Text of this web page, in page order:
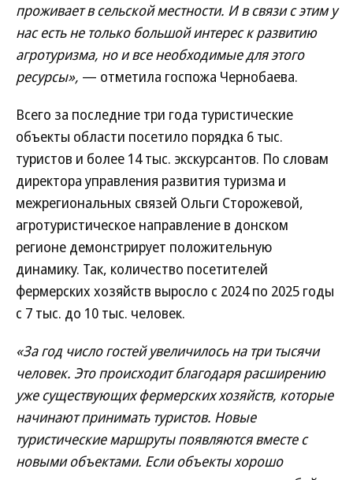
проживает в сельской местности. И в связи с этим у
нас есть не только большой интерес к развитию
агротуризма, но и все необходимые для этого
ресурсы», — отметила госпожа Чернобаева.
Всего за последние три года туристические
объекты области посетило порядка 6 тыс.
туристов и более 14 тыс. экскурсантов. По словам
директора управления развития туризма и
межрегиональных связей Ольги Сторожевой,
агротуристическое направление в донском
регионе демонстрирует положительную
динамику. Так, количество посетителей
фермерских хозяйств выросло с 2024 по 2025 годы
с 7 тыс. до 10 тыс. человек.
«За год число гостей увеличилось на три тысячи
человек. Это происходит благодаря расширению
уже существующих фермерских хозяйств, которые
начинают принимать туристов. Новые
туристические маршруты появляются вместе с
новыми объектами. Если объекты хорошо